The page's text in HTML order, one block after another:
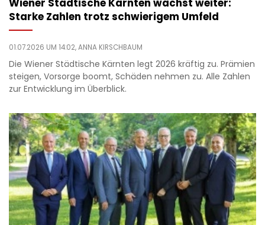
Wiener Städtische Kärnten wächst weiter:
Starke Zahlen trotz schwierigem Umfeld
01.07.2026 UM 14:02,ANNA KIRSCHBAUM
Die Wiener Städtische Kärnten legt 2026 kräftig zu. Prämien
steigen, Vorsorge boomt, Schäden nehmen zu. Alle Zahlen
zur Entwicklung im Überblick.